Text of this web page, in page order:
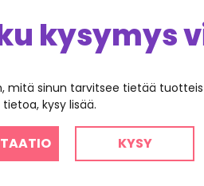
kysymys
mitä sinun tarvitsee tietää
kysy lisää.
KYSY